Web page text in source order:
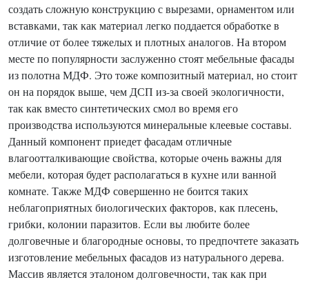
создать сложную конструкцию с вырезами, орнаментом или
вставками, так как материал легко поддается обработке в
отличие от более тяжелых и плотных аналогов. На втором
месте по популярности заслуженно стоят мебельные фасады
из полотна МДФ. Это тоже композитный материал, но стоит
он на порядок выше, чем ДСП из-за своей экологичности,
так как вместо синтетических смол во время его
производства используются минеральные клеевые составы.
Данный компонент приедет фасадам отличные
влагоотталкивающие свойства, которые очень важны для
мебели, которая будет располагаться в кухне или ванной
комнате. Также МДФ совершенно не боится таких
неблагоприятных биологических факторов, как плесень,
грибки, колонии паразитов. Если вы любите более
долговечные и благородные основы, то предпочтете заказать
изготовление мебельных фасадов из натурального дерева.
Массив является эталоном долговечности, так как при